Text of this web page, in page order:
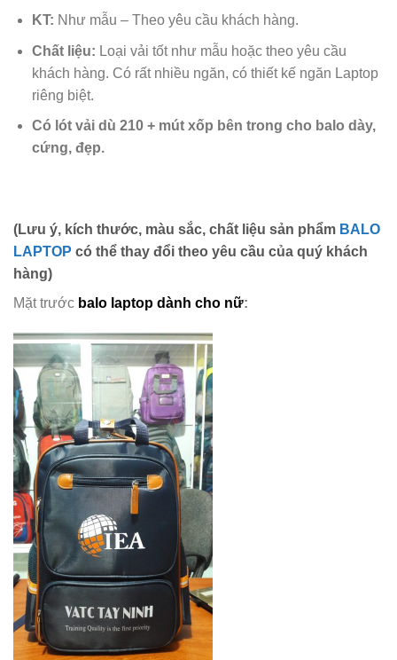
KT: Như mẫu – Theo yêu cầu khách hàng.
Chất liệu: Loại vải tốt như mẫu hoặc theo yêu cầu
khách hàng. Có rất nhiều ngăn, có thiết kế ngăn Laptop
riêng biệt.
Có lót vải dù 210 + mút xốp bên trong cho balo dày,
cứng, đẹp.
(Lưu ý, kích thước, màu sắc, chất liệu sản phẩm BALO
LAPTOP có thể thay đổi theo yêu cầu của quý khách
hàng)
Mặt trước balo laptop dành cho nữ: